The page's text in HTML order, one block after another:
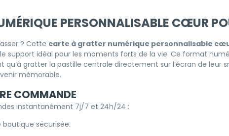
PERSONNALISABLE CŒUR
? Cette carte à gratter numérique personnalisable
support idéal pour les moments forts de la vie. Ce format
qu’à gratter la pastille centrale directement sur l’écran de leur
mémorable.
COMMANDE
instantanément 7j/7 et 24h/24 :
boutique sécurisée.